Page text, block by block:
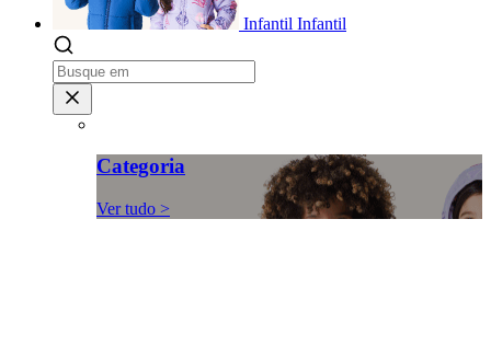
Infantil Infantil
Categoria
Ver tudo >